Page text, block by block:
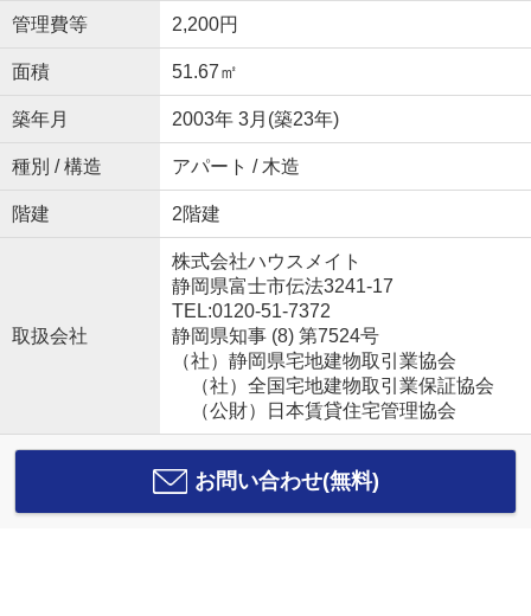
管理費等 2,200円
面積 51.67㎡
築年月 2003年 3月(築23年)
種別 / 構造 アパート / 木造
階建 2階建
取扱会社
株式会社ハウスメイト
静岡県富士市伝法3241-17
TEL:0120-51-7372
静岡県知事 (8) 第7524号
（社）静岡県宅地建物取引業協会
（社）全国宅地建物取引業保証協会
（公財）日本賃貸住宅管理協会
お問い合わせ(無料)